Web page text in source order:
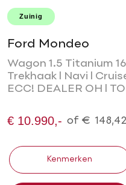
Zuinig
Ford Mondeo
Wagon 1.5 Titanium
Trekhaak l Navi l
ECC! DEALER OH l
€ 10.990,- of € 148,42
Kenmerken